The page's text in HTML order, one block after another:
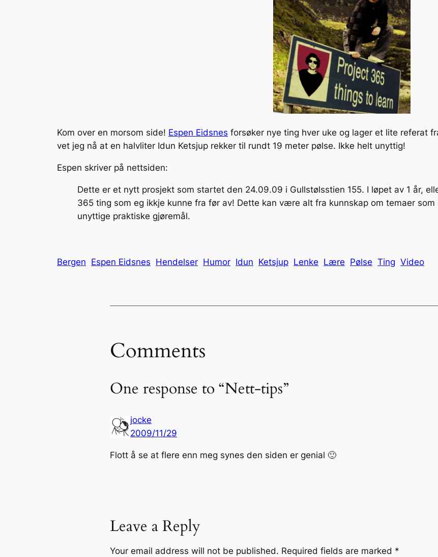
Kom over en morsom side! Espen Eidsnes forsøker nye ting hver uke og lager et lite referat
vet jeg nå at en halvliter Idun Ketsjup rekker til rundt 19 meter pølse. Ikke helt unyttig!
Espen skriver på nettsiden:
Dette er et nytt prosjekt som startet den 24.09.09 i Gullstølsstien 155. I løpet av 1 år,
365 ting som eg ikkje kunne fra før av! Dette kan være alt fra kunnskap om temaer
unyttige praktiske gjøremål.
Bergen Espen Eidsnes Hendelser Humor Idun Ketsjup Lenke Lære Pølse Ting Video
Comments
One response to “Nett-tips”
jocke
2009/11/29
Flott å se at flere enn meg synes den siden er genial 🙂
Leave a Reply
Your email address will not be published. Required fields are marked *